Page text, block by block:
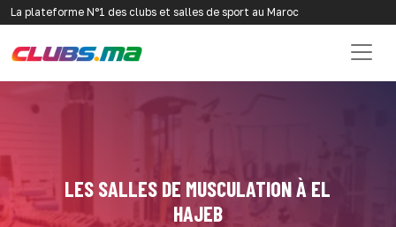
La plateforme N°1 des clubs et salles de sport au Maroc
LES SALLES DE MUSCULATION À EL
HAJEB